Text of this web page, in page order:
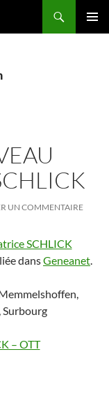
UN COMMENTAIRE
SCHLICK
dansGeneanet.
Surbourg
– OTT